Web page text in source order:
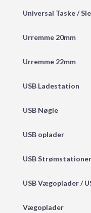
Universal Taske /
Urremme 20mm
Urremme 22mm
USB Ladestation
USB Nøgle
USB oplader
USB Strømstationer
USB Vægoplader /
Vægoplader